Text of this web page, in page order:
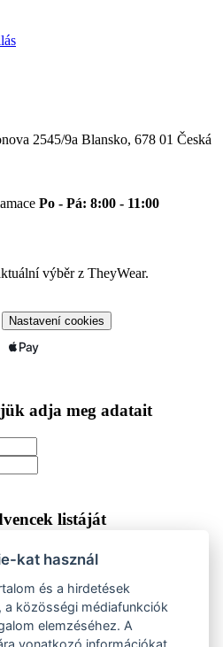
2545/9a Blansko, 678 01 Česká
Po - Pá: 8:00 - 11:00
výběr z TheyWear.
Nastavení cookies
adja meg adatait
listáját
kedvencek listájához
košíku
kat használ
és a hirdetések
a közösségi médiafunkciók
elemzéséhez. A
vonatkozó információkat